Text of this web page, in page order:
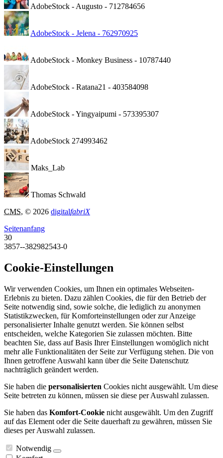
AdobeStock - Augusto - 712784656
AdobeStock - Jelena - 762970925
AdobeStock - Monkey Business - 10787440
AdobeStock - Ratana21 - 403584098
AdobeStock - Yingyaipumi - 573395307
AdobeStock 274993462
Maks_Lab
Thomas Schwald
CMS, © 2026 digitalfabriX
Seitenanfang
30
3857--382982543-0
Cookie-Einstellungen
Wir verwenden Cookies, um Ihnen ein optimales Webseiten-
Erlebnis zu bieten. Dazu zählen Cookies, die für den Betrieb der
Seite notwendig sind, sowie solche, die lediglich zu anonymen
Statistikzwecken, für Komforteinstellungen oder zur Anzeige
personalisierter Inhalte genutzt werden. Sie können selbst
entscheiden, welche Kategorien Sie zulassen möchten. Bitte
beachten Sie, dass auf Basis Ihrer Einstellungen womöglich nicht
mehr alle Funktionalitäten der Seite zur Verfügung stehen. Die von
Ihnen getroffene Auswahl kann über die Seite Datenschutz
nachträglich geändert werden.
Sie haben die personalisierten Cookies nicht ausgewählt. Um diese
Seite betreten zu können, müssen sie diese per Auswahl zulassen.
Sie haben das Komfort-Cookie nicht ausgewählt. Um den Zugriff
auf das Element oder die Seite dauerhaft zu gewähren, müssen Sie
dieses per Auswahl zulassen.
Notwendig